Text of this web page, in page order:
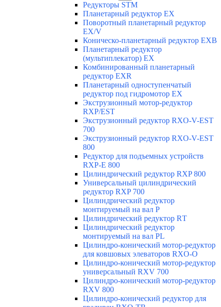
Редукторы STM
Планетарный редуктор ЕХ
Поворотный планетарный редуктор
EX/V
Коническо-планетарный редуктор ЕХВ
Планетарный редуктор
(мультиплекатор) ЕХ
Комбинированный планетарный
редуктор ЕХR
Планетарный одноступенчатый
редуктор под гидромотор ЕХ
Экструзионный мотор-редуктор
RXP/EST
Экструзионный редуктор RXO-V-EST
700
Экструзионный редуктор RXO-V-EST
800
Редуктор для подъемных устройств
RXP-E 800
Цилиндрический редуктор RXP 800
Универсальный цилиндрический
редуктор RXP 700
Цилиндрический редуктор
монтируемый на вал Р
Цилиндрический редуктор RТ
Цилиндрический редуктор
монтируемый на вал РL
Цилиндро-конический мотор-редуктор
для ковшовых элеваторов RXO-O
Цилиндро-конический мотор-редуктор
универсальный RXV 700
Цилиндро-конический мотор-редуктор
RXV 800
Цилиндро-конический редуктор для